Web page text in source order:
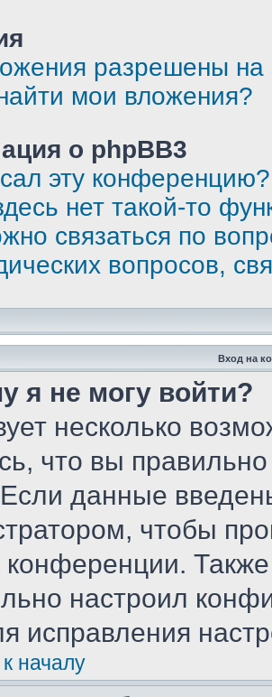
разрешены
мои вложения?
о phpBB3
эту конференцию?
нет такой-то
связаться по
вопросов,
Вход на
я не могу войти?
несколько
что вы
данные
чтобы
конференции.
настроил
исправления
началу